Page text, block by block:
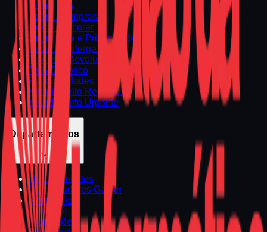
Sobre Nós
Sobre a Empresa
Como Comprar
Segurança e Privacidade
Envio e Entrega
Trocas e Devoluções
Fale Conosco
Especialidades
Atendimento Regional
Atendimento Urgente
Departamentos
Departamentos
Computadores Gamer
Notebooks
Premium
Promoções